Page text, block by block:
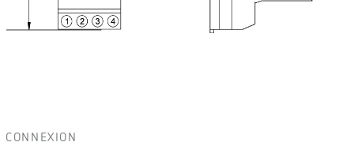
CONNEXION